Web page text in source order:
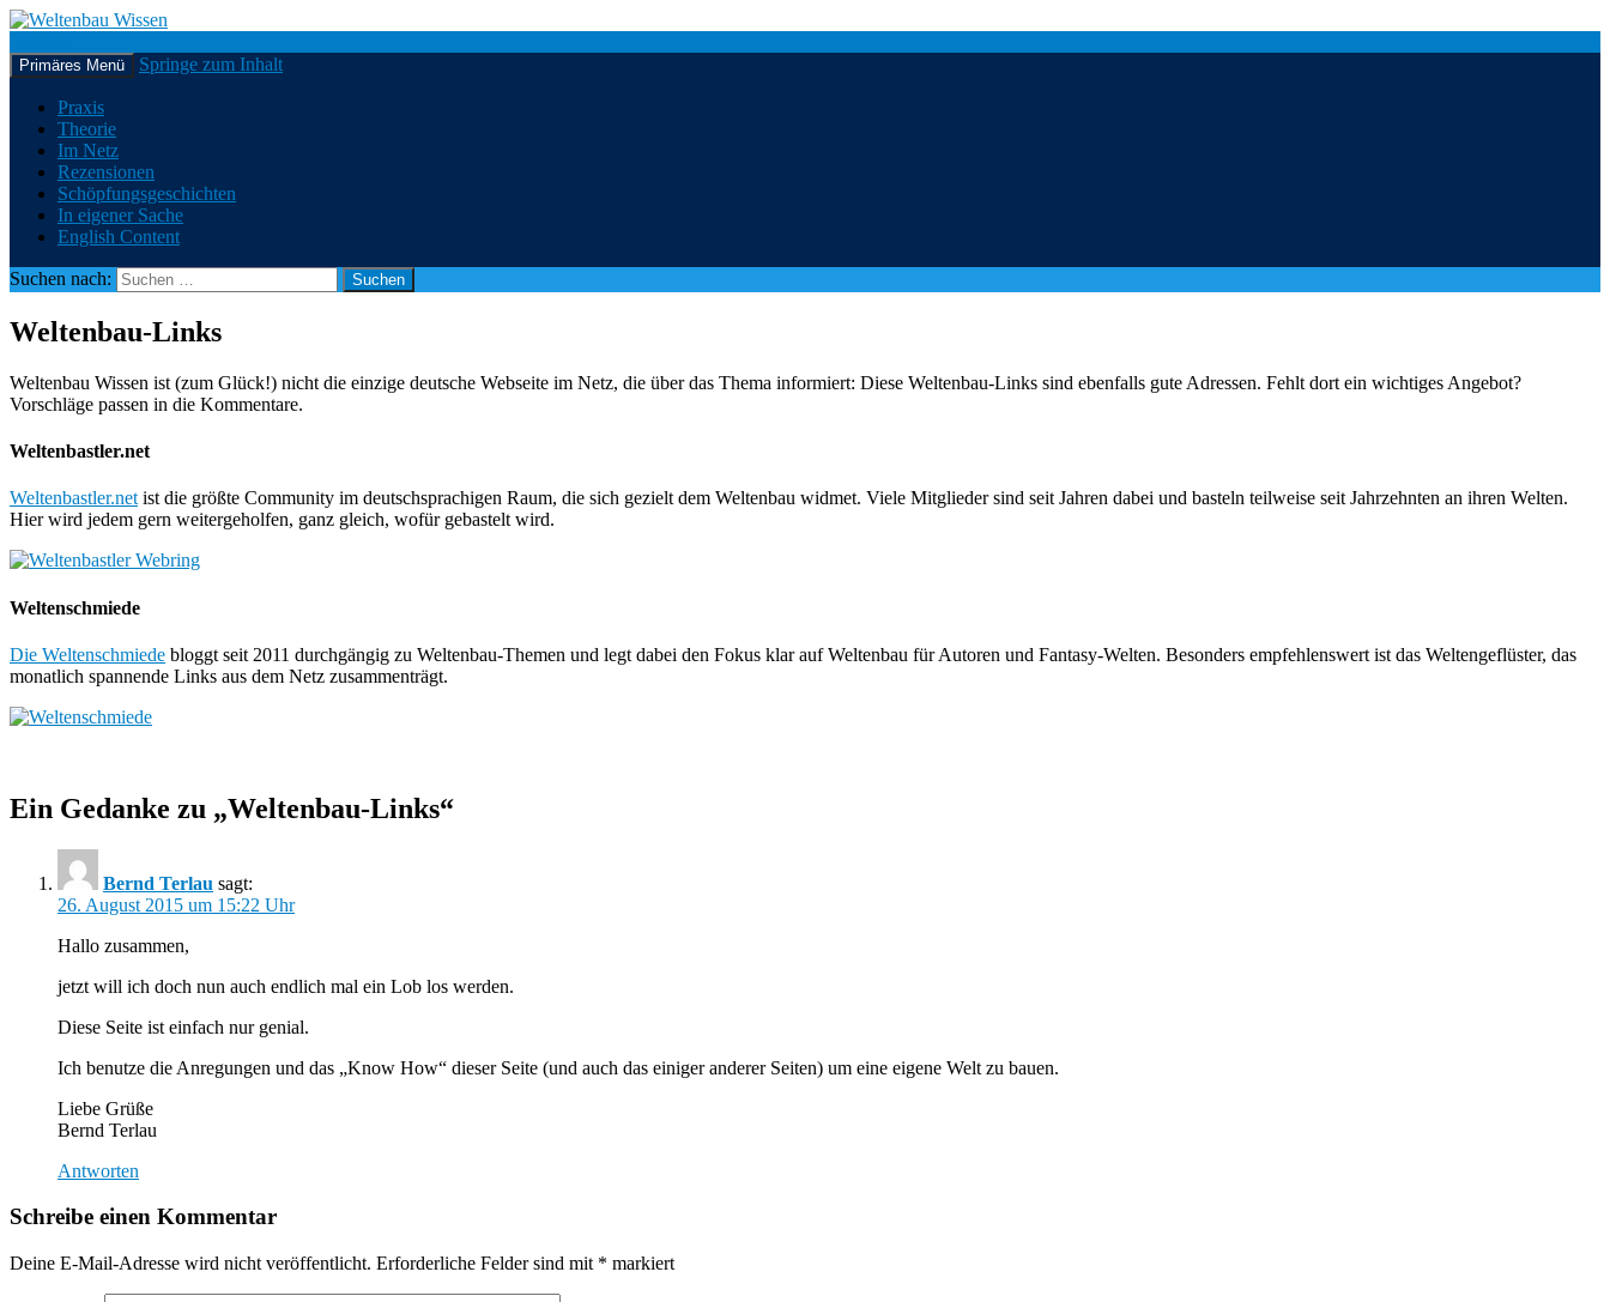
Weltenbau Wissen
Primäres Menü Springe zum Inhalt
Praxis
Theorie
Im Netz
Rezensionen
Schöpfungsgeschichten
In eigener Sache
English Content
Suchen nach:
Weltenbau-Links
Weltenbau Wissen ist (zum Glück!) nicht die einzige deutsche Webseite im Netz, die über das Thema informiert: Diese Weltenbau-Links sind ebenfalls gute Adressen. Fehlt dort ein wichtiges Angebot?
Vorschläge passen in die Kommentare.
Weltenbastler.net
Weltenbastler.net ist die größte Community im deutschsprachigen Raum, die sich gezielt dem Weltenbau widmet. Viele Mitglieder sind seit Jahren dabei und basteln teilweise seit Jahrzehnten an ihren Welten.
Hier wird jedem gern weitergeholfen, ganz gleich, wofür gebastelt wird.
Weltenschmiede
Die Weltenschmiede bloggt seit 2011 durchgängig zu Weltenbau-Themen und legt dabei den Fokus klar auf Weltenbau für Autoren und Fantasy-Welten. Besonders empfehlenswert ist das Weltengeflüster, das
monatlich spannende Links aus dem Netz zusammenträgt.
Ein Gedanke zu „Weltenbau-Links“
Bernd Terlau sagt:
26. August 2015 um 15:22 Uhr
Hallo zusammen,
jetzt will ich doch nun auch endlich mal ein Lob los werden.
Diese Seite ist einfach nur genial.
Ich benutze die Anregungen und das „Know How“ dieser Seite (und auch das einiger anderer Seiten) um eine eigene Welt zu bauen.
Liebe Grüße
Bernd Terlau
Antworten
Schreibe einen Kommentar
Deine E-Mail-Adresse wird nicht veröffentlicht. Erforderliche Felder sind mit * markiert